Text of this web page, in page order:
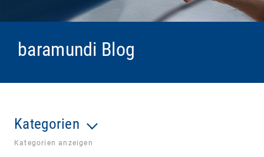
baramundi Blog
Kategorien
Kategorien anzeigen